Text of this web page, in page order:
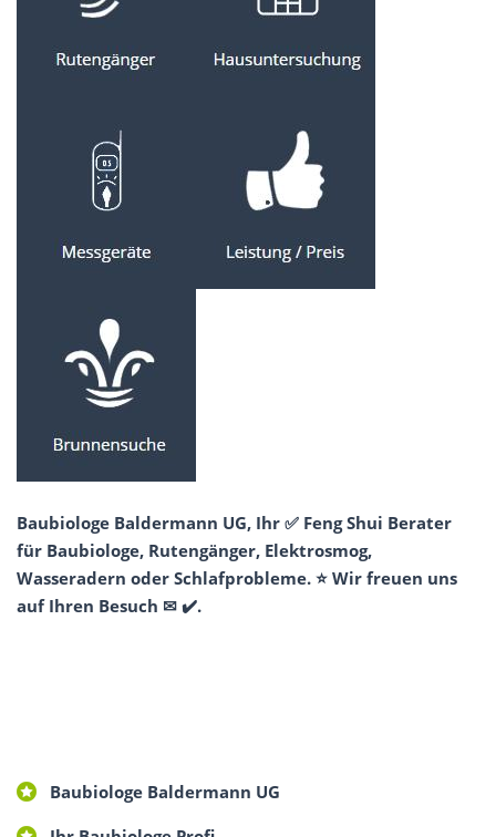
Baubiologe Baldermann UG, Ihr ✅ Feng Shui Berater
für Baubiologe, Rutengänger, Elektrosmog,
Wasseradern oder Schlafprobleme. ⭐ Wir freuen uns
auf Ihren Besuch ✉ ✔️.
Baubiologe Baldermann UG